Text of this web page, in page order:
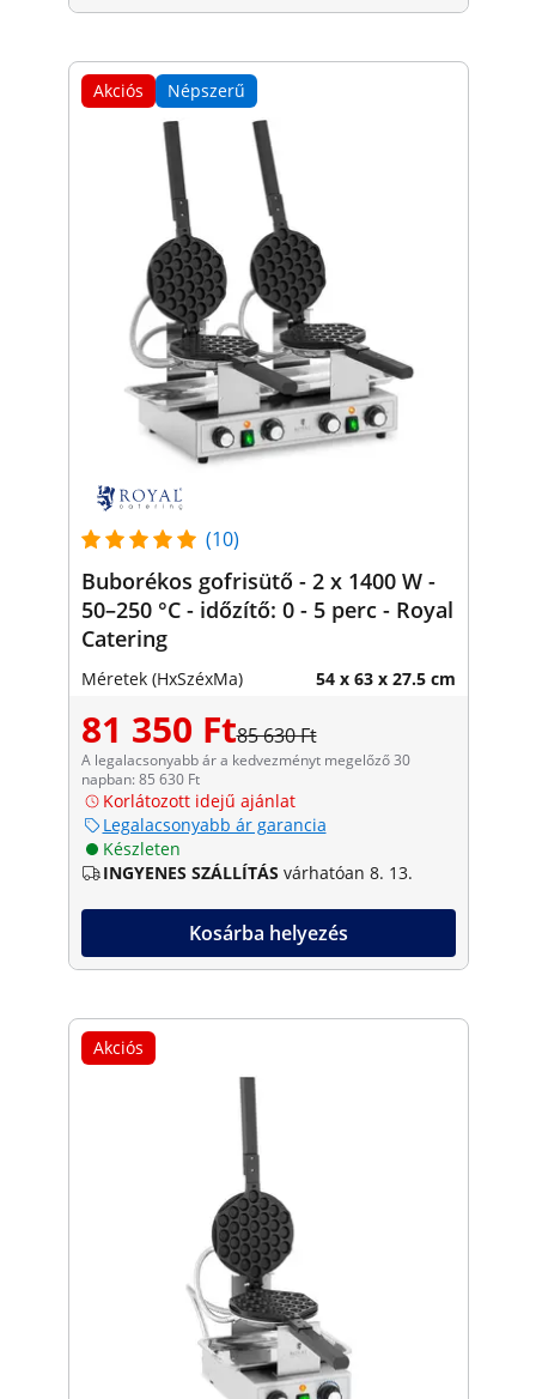
Akciós Népszerű
(10)
Buborékos gofrisütő - 2 x 1400 W -
50–250 °C - időzítő: 0 - 5 perc - Royal
Catering
Méretek (HxSzéxMa) 54 x 63 x 27.5 cm
81 350 Ft85 630 Ft
A legalacsonyabb ár a kedvezményt megelőző 30
napban: 85 630 Ft
Korlátozott idejű ajánlat
Legalacsonyabb ár garancia
Készleten
INGYENES SZÁLLÍTÁS várhatóan 8. 13.
Kosárba helyezés
Akciós